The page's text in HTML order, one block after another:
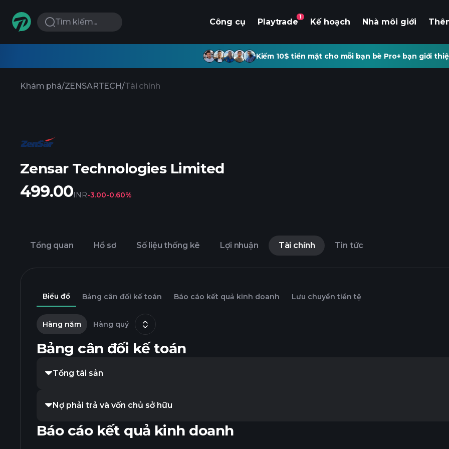
Tìm kiếm... Công cụ Playtrade
1
Kế hoạch Nhà môi giới
Kiếm 10$ tiền mặt cho mỗi bạn bè Pro+ bạn giới
Khám phá/ZENSARTECH/Tài chính
Zensar Technologies Limited
499.00INR-3.00-0.60%
Tổng quan Hồ sơ Số liệu thống kê Lợi nhuận Tài chính Tin tức
Biểu đồ Bảng cân đối kế toán Báo cáo kết quả kinh doanh Lưu chuyển tiền tệ
Hàng năm Hàng quý
Bảng cân đối kế toán
Tổng tài sản
Nợ phải trả và vốn chủ sở hữu
Báo cáo kết quả kinh doanh